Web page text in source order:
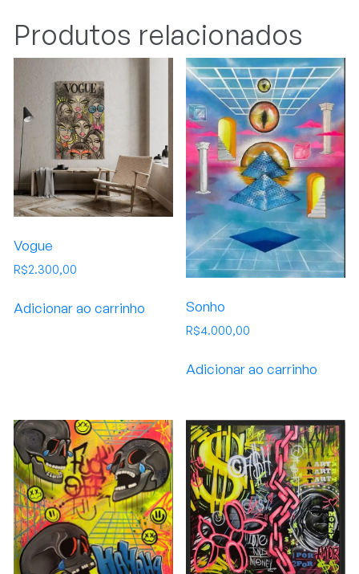
Produtos relacionados
Vogue
R$2.300,00
Adicionar ao carrinho Sonho
R$4.000,00
Adicionar ao carrinho